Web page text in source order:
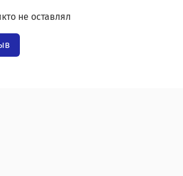
не оставлял